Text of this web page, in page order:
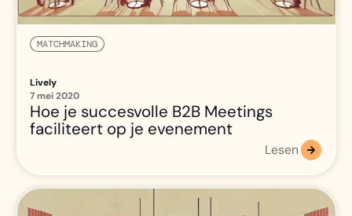
MATCHMAKING
Lively
7 mei 2020
Hoe je succesvolle B2B Meetings
faciliteert op je evenement
Lesen